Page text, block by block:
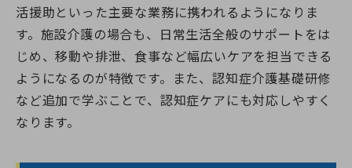
活援助といった主要な業務に携われるようになりま
す。施設介護の場合も、日常生活全般のサポートをは
じめ、移動や排泄、食事など幅広いケアを担当できる
ようになるのが特徴です。また、認知症介護基礎研修
など追加で学ぶことで、認知症ケアにも対応しやすく
なります。